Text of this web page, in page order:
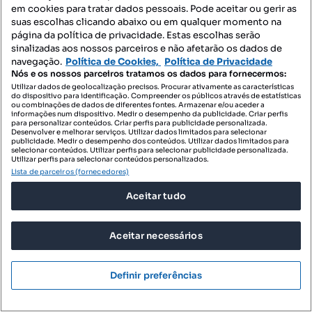
248 000 €
ApartamentoT1, situado no 8.º piso do prestigiado
Edifício Portugal...
Quarteira, Loulé, Faro
Preço por metro quadrado
em cookies para tratar dados pessoais. Pode aceitar ou gerir as
suas escolhas clicando abaixo ou em qualquer momento na
página da política de privacidade. Estas escolhas serão
sinalizadas aos nossos parceiros e não afetarão os dados de
navegação. Política de Cookies, Política de Privacidade
Nós e os nossos parceiros tratamos os dados para fornecermos:
Utilizar dados de geolocalização precisos. Procurar ativamente as características
do dispositivo para identificação. Compreender os públicos através de estatísticas
ou combinações de dados de diferentes fontes. Armazenar e/ou aceder a
informações num dispositivo. Medir o desempenho da publicidade. Criar perfis
para personalizar conteúdos. Criar perfis para publicidade personalizada.
Desenvolver e melhorar serviços. Utilizar dados limitados para selecionar
publicidade. Medir o desempenho dos conteúdos. Utilizar dados limitados para
selecionar conteúdos. Utilizar perfis para selecionar publicidade personalizada.
Utilizar perfis para selecionar conteúdos personalizados.
Lista de parceiros (fornecedores)
Aceitar tudo
Aceitar necessários
Definir preferências